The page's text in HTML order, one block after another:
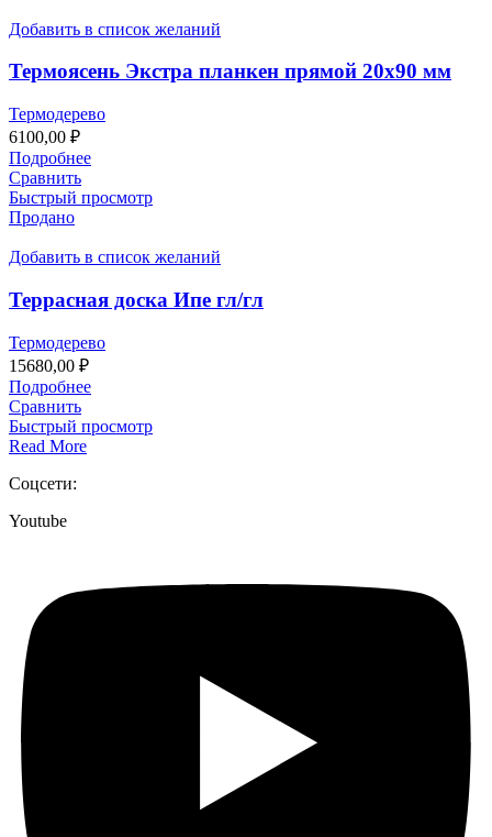
Добавить в список желаний
Термоясень Экстра планкен прямой 20х90 мм
Термодерево
6100,00 ₽
Подробнее
Сравнить
Быстрый просмотр
Продано
Добавить в список желаний
Террасная доска Ипе гл/гл
Термодерево
15680,00 ₽
Подробнее
Сравнить
Быстрый просмотр
Read More
Соцсети:
Youtube